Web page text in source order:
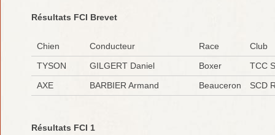
Résultats FCI Brevet
Chien Conducteur Race
Club
TYSON
GILGERT Daniel Boxer
TCC
AXE
BARBIER Armand Beauceron SCD
Résultats FCI 1